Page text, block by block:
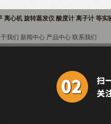
离心机 旋转蒸发仪 酸度计 离子计 等实
我们 新闻中心 产品中心 联系我们